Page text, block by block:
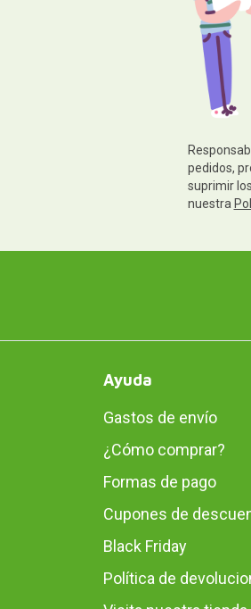
pedidos,
suprimir
nuestra
Ayuda
Gastos de envío
¿Cómo comprar?
Formas de pago
Cupones de
Black Friday
Política de